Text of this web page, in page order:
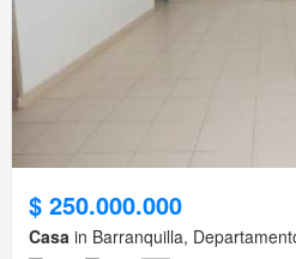
$ 250.000.000
Casa in Barranquilla,